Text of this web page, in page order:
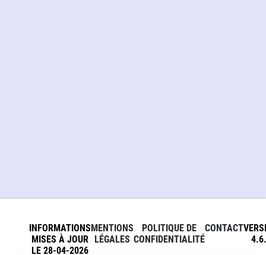
INFORMATIONS
MISES À JOUR
LE 28-04-2026
MENTIONS
LÉGALES
POLITIQUE DE
CONFIDENTIALITÉ
CONTACT